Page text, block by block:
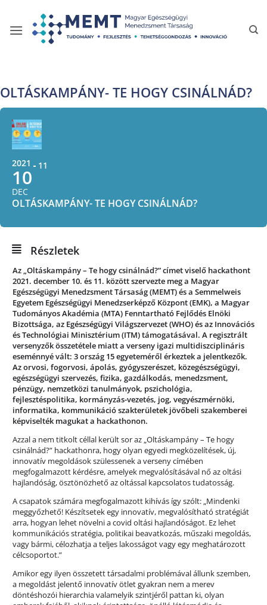
content
OLTÁSKAMPÁNY- TE HOGY CSINÁLNÁD?
2021
10
DEC
11
OLTÁSKAMPÁNY- TE HOGY CSINÁLNÁD?
Részletek
Az „Oltáskampány – Te hogy csinálnád?” címet viselő hackathont
2021. december 10. és 11. között szervezte meg a Magyar
Egészségügyi Menedzsment Társaság (MEMT) és a Semmelweis
Egyetem Egészségügyi Menedzserképző Központ (EMK), a Magyar
Tudományos Akadémia (MTA) Fenntartható Fejlődés Elnöki
Bizottsága, az Egészségügyi Világszervezet (WHO) és az Innovációs
és Technológiai Minisztérium (ITM) támogatásával. A regisztrált
versenyzők összetétele miatt a verseny igazi multidiszciplináris
eseménnyé vált: 3 ország 15 egyeteméről érkeztek a jelentkezők.
Az orvosi, fogorvosi, ápolás, gyógyszerészet, közegészségügyi,
egészségügyi szervezés, fizika, gazdálkodás, menedzsment,
pénzügy, nemzetközi tanulmányok, pszichológia,
fejlesztéspolitika, kormányzás-vezetés, jog, vegyészmérnöki,
informatika, kommunikáció szakterületek jövőbeli szakemberei
képviselték magukat a hackathonon.
Azzal a nem titkolt céllal került sor az „Oltáskampány – Te hogy
csinálnád?” hackathonra, hogy olyan egyedi megközelítések, új,
innovatív megoldások szülessenek a verseny címében
megfogalmazott kérdésre, amelyek megvalósításával nő az oltási
hajlandóság, ösztönözhető az oltással kapcsolatos tudatosság.
A csapatok számára megfogalmazott kihívás így szólt: „Mindenki
meggyőzhető! Készítsetek egy innovatív, megvalósítható stratégiát
arra, hogyan lehet növelni a covid oltási hajlandóságot. Ez lehet
kommunikációs stratégia, politikai beavatkozás, műszaki megoldás,
vagy bármi, célozhatja a teljes lakosságot vagy egy meghatározott
célcsoportot.”
Amikor egy ilyen összetett társadalmi problémával állunk szemben,
a megoldást jelentő innovatív ötlet gyakran nem a merev
döntéshozói hierarchia valamelyik szintjéről pattan ki, olyan